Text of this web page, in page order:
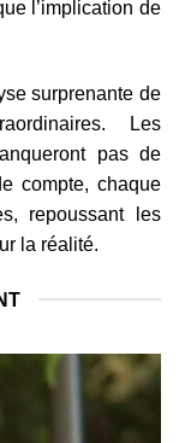
l’implication de
surprenante de
Les
pas de
compte, chaque
repoussant les
la réalité.